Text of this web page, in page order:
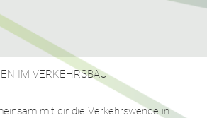
IM VERKEHRSBAU
mit dir die Verkehrswende in